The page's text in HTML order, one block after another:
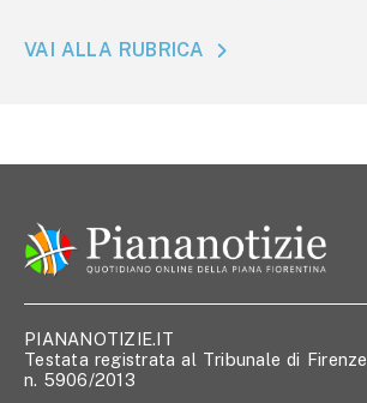
VAI ALLA RUBRICA
PIANANOTIZIE.IT
Testata registrata al Tribunale di Firenze,
n. 5906/2013